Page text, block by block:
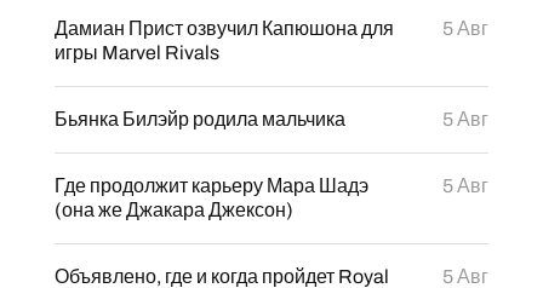
Дамиан Прист озвучил Капюшона для
игры Marvel Rivals
5 Авг
Бьянка Билэйр родила мальчика 5 Авг
Где продолжит карьеру Мара Шадэ
(она же Джакара Джексон)
5 Авг
Объявлено, где и когда пройдет Royal
5 Авг